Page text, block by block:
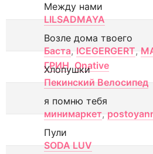
Между нами
LILSADMAYA
Возле дома твоего
Баста, ICEGERGERT,
ГРИН, Onative
Хлопушки
Пекинский Велосипед
я помню тебя
минимаркет,
Пули
SODA LUV